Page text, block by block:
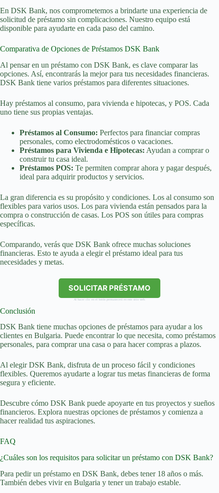
En DSK Bank, nos comprometemos a brindarte una experiencia de
solicitud de préstamo sin complicaciones. Nuestro equipo está
disponible para ayudarte en cada paso del camino.
Comparativa de Opciones de Préstamos DSK Bank
Al pensar en un préstamo con DSK Bank, es clave comparar las
opciones. Así, encontrarás la mejor para tus necesidades financieras.
DSK Bank tiene varios préstamos para diferentes situaciones.
Hay préstamos al consumo, para vivienda e hipotecas, y POS. Cada
uno tiene sus propias ventajas.
Préstamos al Consumo: Perfectos para financiar compras
personales, como electrodomésticos o vacaciones.
Préstamos para Vivienda e Hipotecas: Ayudan a comprar o
construir tu casa ideal.
Préstamos POS: Te permiten comprar ahora y pagar después,
ideal para adquirir productos y servicios.
La gran diferencia es su propósito y condiciones. Los al consumo son
flexibles para varios usos. Los para vivienda están pensados para la
compra o construcción de casas. Los POS son útiles para compras
específicas.
Comparando, verás que DSK Bank ofrece muchas soluciones
financieras. Esto te ayuda a elegir el préstamo ideal para tus
necesidades y metas.
SOLICITAR PRÉSTAMO
Al hacer clic en el botón permanecerá en este sitio web.
Conclusión
DSK Bank tiene muchas opciones de préstamos para ayudar a los
clientes en Bulgaria. Puede encontrar lo que necesita, como préstamos
personales, para comprar una casa o para hacer compras a plazos.
Al elegir DSK Bank, disfruta de un proceso fácil y condiciones
flexibles. Queremos ayudarte a lograr tus metas financieras de forma
segura y eficiente.
Descubre cómo DSK Bank puede apoyarte en tus proyectos y sueños
financieros. Explora nuestras opciones de préstamos y comienza a
hacer realidad tus aspiraciones.
FAQ
¿Cuáles son los requisitos para solicitar un préstamo con DSK Bank?
Para pedir un préstamo en DSK Bank, debes tener 18 años o más.
También debes vivir en Bulgaria y tener un trabajo estable.